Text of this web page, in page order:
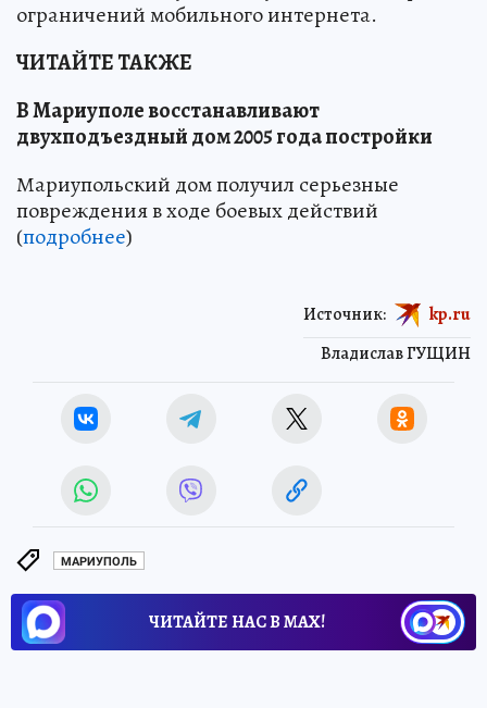
ограничений мобильного интернета.
ЧИТАЙТЕ ТАКЖЕ
В Мариуполе восстанавливают
двухподъездный дом 2005 года постройки
Мариупольский дом получил серьезные
повреждения в ходе боевых действий
(подробнее)
Владислав ГУЩИН
Источник: kp.ru
МАРИУПОЛЬ
ЧИТАЙТЕ НАС В МАХ!